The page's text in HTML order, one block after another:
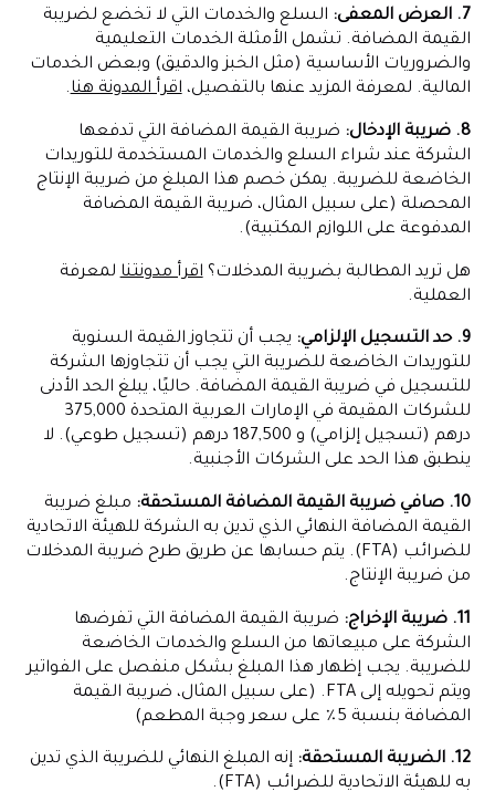
7. العرض المعفى:
السلع والخدمات التي لا تخضع لضريبة
القيمة المضافة. تشمل الأمثلة الخدمات التعليمية
والضروريات الأساسية (مثل الخبز والدقيق) وبعض الخدمات
المالية. لمعرفة المزيد عنها بالتفصيل،اقرأ المدونة هنا.
8. ضريبة الإدخال:
ضريبة القيمة المضافة التي تدفعها
الشركة عند شراء السلع والخدمات المستخدمة للتوريدات
الخاضعة للضريبة. يمكن خصم هذا المبلغ من ضريبة الإنتاج
المحصلة (على سبيل المثال، ضريبة القيمة المضافة
المدفوعة على اللوازم المكتبية).
هل تريد المطالبة بضريبة المدخلات؟اقرأ مدونتنالمعرفة
العملية.
9. حد التسجيل الإلزامي:
يجب أن تتجاوز القيمة السنوية
للتوريدات الخاضعة للضريبة التي يجب أن تتجاوزها الشركة
للتسجيل في ضريبة القيمة المضافة. حاليًا، يبلغ الحد الأدنى
للشركات المقيمة في الإمارات العربية المتحدة 375,000
درهم (تسجيل إلزامي) و 187,500 درهم (تسجيل طوعي). لا
ينطبق هذا الحد على الشركات الأجنبية.
10. صافي ضريبة القيمة المضافة المستحقة:
مبلغ ضريبة
القيمة المضافة النهائي الذي تدين به الشركة للهيئة الاتحادية
للضرائب (FTA). يتم حسابها عن طريق طرح ضريبة المدخلات
من ضريبة الإنتاج.
11. ضريبة الإخراج:
ضريبة القيمة المضافة التي تفرضها
الشركة على مبيعاتها من السلع والخدمات الخاضعة
للضريبة. يجب إظهار هذا المبلغ بشكل منفصل على الفواتير
ويتم تحويله إلى FTA. (على سبيل المثال، ضريبة القيمة
المضافة بنسبة 5٪ على سعر وجبة المطعم)
12. الضريبة المستحقة:
إنه المبلغ النهائي للضريبة الذي تدين
به للهيئة الاتحادية للضرائب (FTA).